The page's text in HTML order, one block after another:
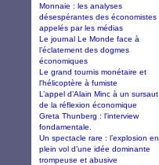
Monnaie : les analyses
désespérantes des économistes
appelés par les médias
Le journal Le Monde face à
l’éclatement des dogmes
économiques
Le grand tournis monétaire et
l'hélicoptère à fumiste
L’appel d’Alain Minc à un sursaut
de la réflexion économique
Greta Thunberg : l'interview
fondamentale.
Un spectacle rare : l’explosion en
plein vol d’une idée dominante
trompeuse et abusive